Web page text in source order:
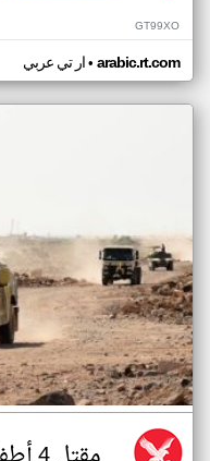
GT99XO
ار تي عربي• arabic.rt.com